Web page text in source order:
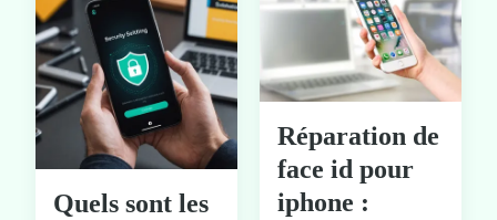
Quels sont les
Réparation de
face id pour
iphone :